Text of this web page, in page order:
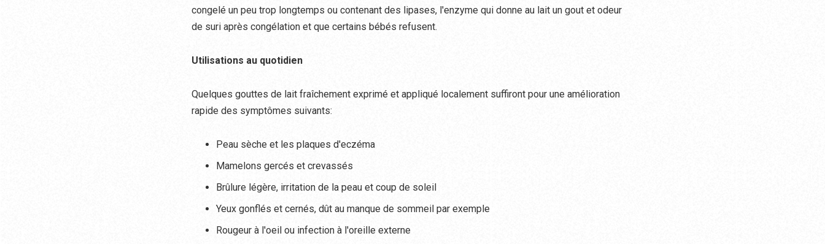
congelé un peu trop longtemps ou contenant des lipases, l'enzyme qui donne au lait un gout et odeur
de suri après congélation et que certains bébés refusent.
Utilisations au quotidien
Quelques gouttes de lait fraîchement exprimé et appliqué localement suffiront pour une amélioration
rapide des symptômes suivants:
Peau sèche et les plaques d'eczéma
Mamelons gercés et crevassés
Brûlure légère, irritation de la peau et coup de soleil
Yeux gonflés et cernés, dût au manque de sommeil par exemple
Rougeur à l'oeil ou infection à l'oreille externe